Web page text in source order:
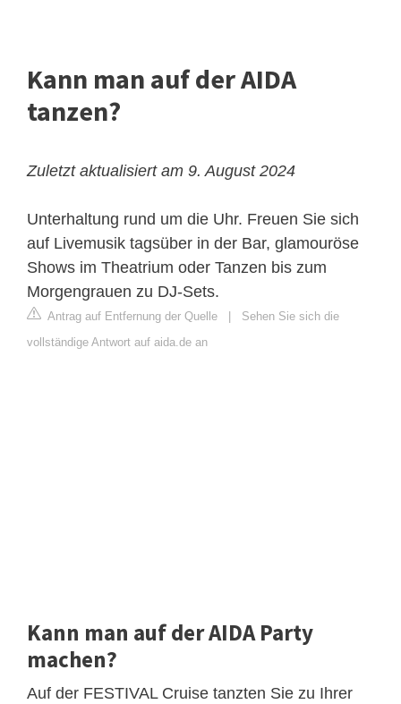
Kann man auf der AIDA
tanzen?
Zuletzt aktualisiert am 9. August 2024
Unterhaltung rund um die Uhr. Freuen Sie sich
auf Livemusik tagsüber in der Bar, glamouröse
Shows im Theatrium oder Tanzen bis zum
Morgengrauen zu DJ-Sets.
Antrag auf Entfernung der Quelle
Sehen Sie sich die
vollständige Antwort auf aida.de an
Kann man auf der AIDA Party
machen?
Auf der FESTIVAL Cruise tanzten Sie zu Ihrer